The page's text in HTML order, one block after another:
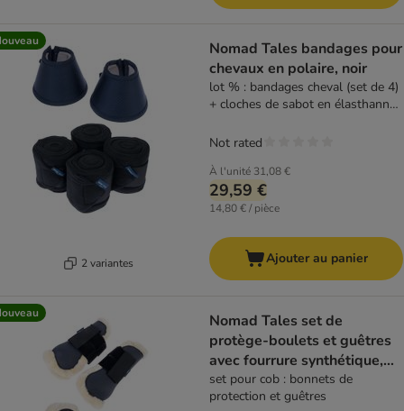
2 variantes
Nomad Tales bandages pour
chevaux en polaire, noir
lot % : bandages cheval (set de 4)
+ cloches de sabot en élasthanne,
À l'unité 31,08 €
29,59 €
14,80 € / pièce
Not rated
Ajouter au panier
Nomad Tales set de
protège-boulets et guêtres
avec fourrure synthétique,
bleu marine
set pour cob : bonnets de
protection et guêtres